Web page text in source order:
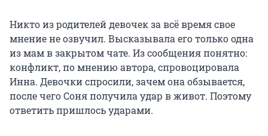
Никто из родителей девочек за всё время свое
мнение не озвучил. Высказывала его только одна
из мам в закрытом чате. Из сообщения понятно:
конфликт, по мнению автора, спровоцировала
Инна. Девочки спросили, зачем она обзывается,
после чего Соня получила удар в живот. Поэтому
ответить пришлось ударами.